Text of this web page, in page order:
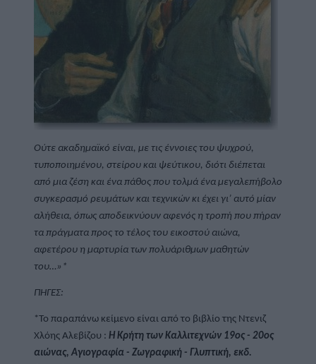
Ούτε ακαδημαϊκό είναι, με τις έννοιες του ψυχρού,
τυποποιημένου, στείρου και ψεύτικου, διότι διέπεται
από μια ζέση και ένα πάθος που τολμά ένα μεγαλεπήβολο
συγκερασμό ρευμάτων και τεχνικών κι έχει γι’ αυτό μίαν
αλήθεια, όπως αποδεικνύουν αφενός η τροπή που πήραν
τα πράγματα προς το τέλος του εικοστού αιώνα,
αφετέρου η μαρτυρία των πολυάριθμων μαθητών
του…»*
ΠΗΓΕΣ:
*Το παραπάνω κείμενο είναι από το βιβλίο της Ντενιζ
Χλόης Αλεβίζου : Η Κρήτη των Καλλιτεχνών 19ος - 20ος
αιώνας, Αγιογραφία - Ζωγραφική - Γλυπτική, εκδ.